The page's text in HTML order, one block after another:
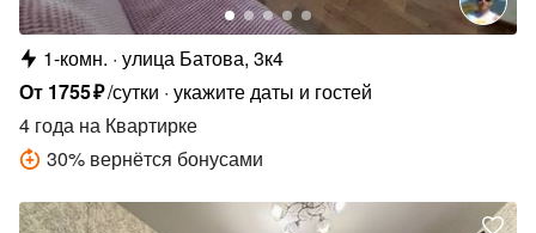
1-комн. улица Батова, 3к4
От 1755₽/сутки укажите даты и гостей
4 года на Квартирке
30% вернётся бонусами